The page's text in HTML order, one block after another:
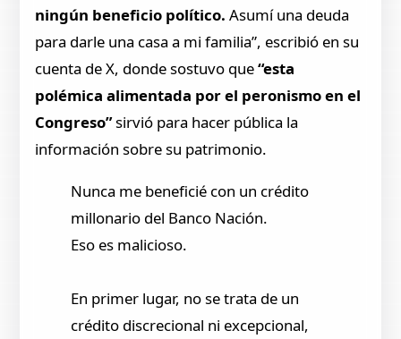
ningún beneficio político. Asumí una deuda
para darle una casa a mi familia”, escribió en su
cuenta de X, donde sostuvo que“esta
polémica alimentada por el peronismo en el
Congreso”sirvió para hacer pública la
información sobre su patrimonio.
Nunca me beneficié con un crédito
millonario del Banco Nación.
Eso es malicioso.
En primer lugar, no se trata de un
crédito discrecional ni excepcional,